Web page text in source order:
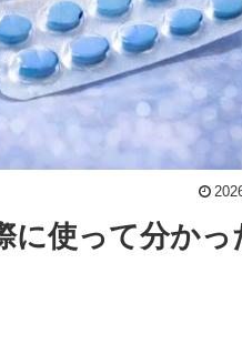
に使って分かっ